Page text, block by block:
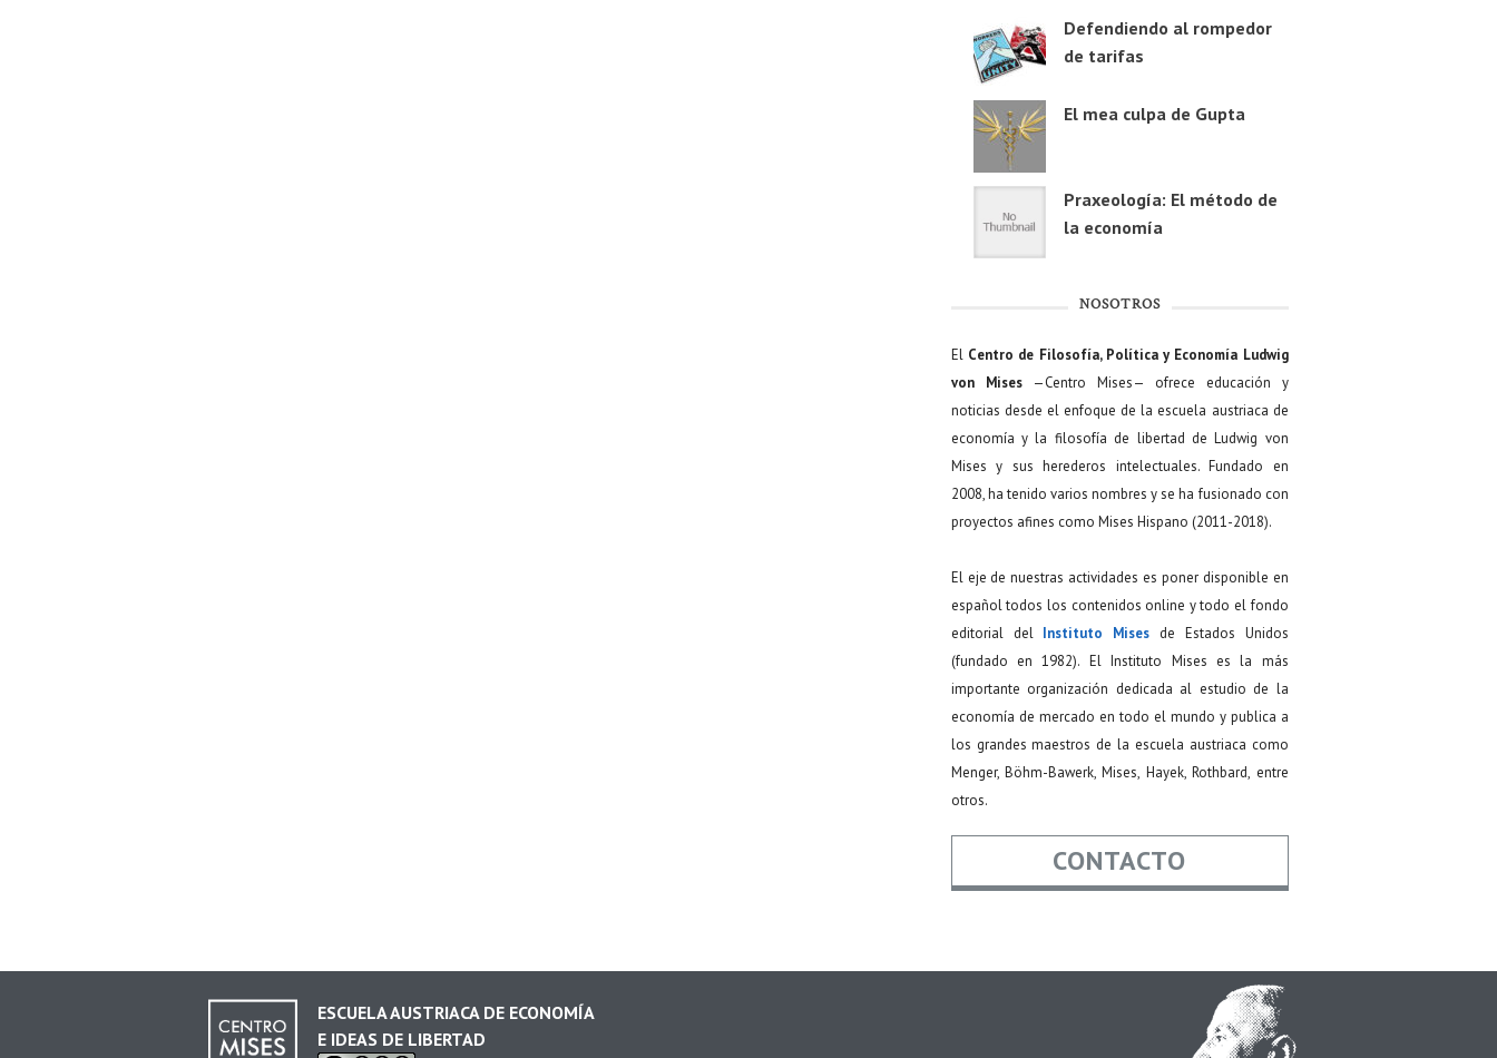
Defendiendo al rompedor
de tarifas
El mea culpa de Gupta
Praxeología: El método de
la economía
NOSOTROS
El Centro de Filosofía, Política y Economía Ludwig
von Mises—Centro Mises— ofrece educación y
noticias desde el enfoque de la escuela austriaca de
economía y la filosofía de libertad de Ludwig von
Mises y sus herederos intelectuales. Fundado en
2008, ha tenido varios nombres y se ha fusionado con
proyectos afines como Mises Hispano (2011-2018).
El eje de nuestras actividades es poner disponible en
español todos los contenidos online y todo el fondo
editorial del Instituto Mises de Estados Unidos
(fundado en 1982). El Instituto Mises es la más
importante organización dedicada al estudio de la
economía de mercado en todo el mundo y publica a
los grandes maestros de la escuela austriaca como
Menger, Böhm-Bawerk, Mises, Hayek, Rothbard, entre
otros.
CONTACTO
ESCUELA AUSTRIACA DE ECONOMÍA
E IDEAS DE LIBERTAD